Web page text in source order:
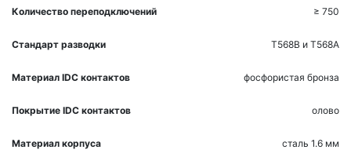
Количество переподключений ≥ 750
Стандарт разводки T568B и T568A
Материал IDC контактов фосфористая бронза
Покрытие IDC контактов олово
Материал корпуса сталь 1.6 мм